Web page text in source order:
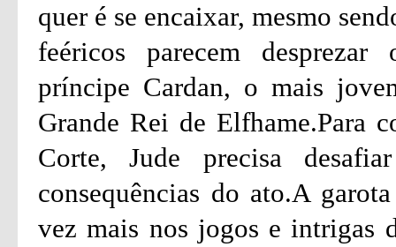
quer é se encaixar, mesmo
feéricos parecem
príncipe Cardan, o mais
Grande Rei de Elfhame.Para
Corte, Jude precisa
consequências do ato.A
vez mais nos jogos e intrigas